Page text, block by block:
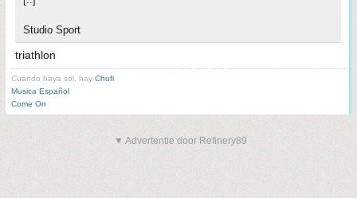
Studio Sport
triathlon
Cuando haya sol, hay Chufi
Musica Español
Come On
▼ Advertentie door Refinery89